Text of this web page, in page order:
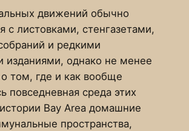
движений обычно
с листовками, стенгазетами,
и редкими
изданиями, однако не менее
том, где и как вообще
повседневная среда этих
Bay Area домашние
пространства,